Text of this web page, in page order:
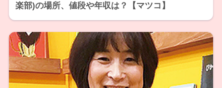
楽部)の場所、値段や年収は？【マツコ】